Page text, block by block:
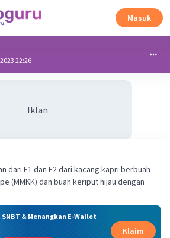
Masuk
22:26
Iklan
dari F1 dan F2 dari kacang kapri berbuah
(MMKK) dan buah keriput hijau dengan
& Menangkan E-Wallet
Klaim